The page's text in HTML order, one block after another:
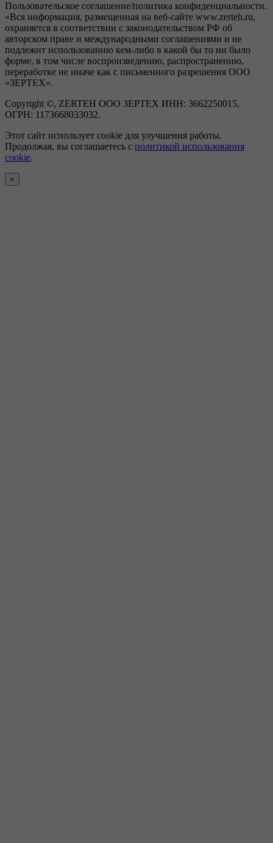
Пользовательское соглашение/политика конфиденциальности.
«Вся информация, размещенная на веб-сайте www.zerteh.ru,
охраняется в соответствии с законодательством РФ об
авторском праве и международными соглашениями и не
подлежит использованию кем-либо в какой бы то ни было
форме, в том числе воспроизведению, распространению,
переработке не иначе как с письменного разрешения ООО
«ЗЕРТЕХ».
Copyright ©, ZERTEH ООО ЗЕРТЕХ ИНН: 3662250015,
ОГРН: 1173668033032.
Этот сайт использует cookie для улучшения работы.
Продолжая, вы соглашаетесь с политикой использования
cookie.
×